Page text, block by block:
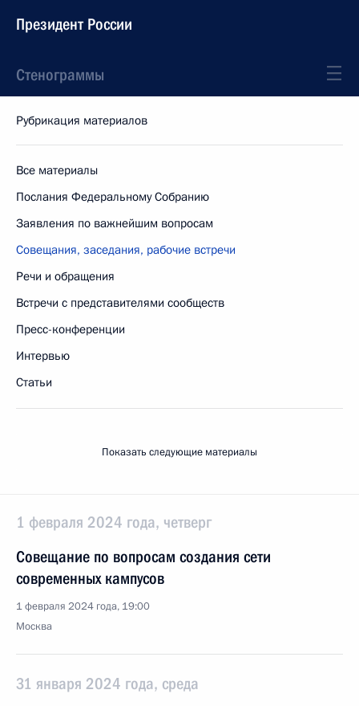
Президент России
Стенограммы
Рубрикация материалов
Все материалы
Послания Федеральному Собранию
Заявления по важнейшим вопросам
Совещания, заседания, рабочие встречи
Речи и обращения
Встречи с представителями сообществ
Пресс-конференции
Интервью
Статьи
Показать следующие материалы
1 февраля 2024 года, четверг
Совещание по вопросам создания сети
современных кампусов
1 февраля 2024 года, 19:00
Москва
31 января 2024 года, среда